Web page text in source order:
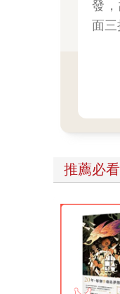
發，
面三
推薦必看